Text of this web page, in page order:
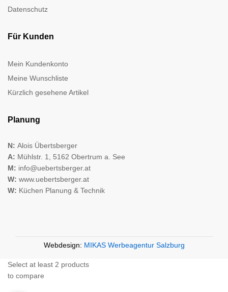
Datenschutz
Für Kunden
Mein Kundenkonto
Meine Wunschliste
Kürzlich gesehene Artikel
Planung
N: Alois Übertsberger
A: Mühlstr. 1, 5162 Obertrum a. See
M: info@uebertsberger.at
W: www.uebertsberger.at
W: Küchen Planung & Technik
Webdesign: MIKAS Werbeagentur Salzburg
Select at least 2 products
to compare